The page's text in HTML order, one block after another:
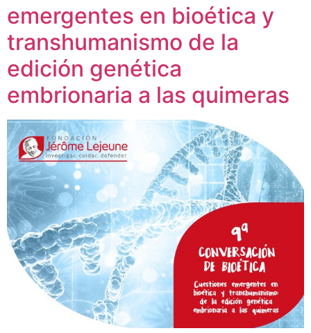
emergentes en bioética y
transhumanismo de la
edición genética
embrionaria a las quimeras